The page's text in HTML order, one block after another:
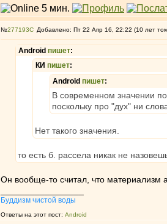
№277193 Добавлено: Пт 22 Апр 16, 22:22 (10 лет
Android пишет:
КИ пишет:
Android пишет:
В современном значении
поскольку про "дух" ни
Нет такого значения.
то есть б. рассела никак не
Он вообще-то считал, что материализм
Буддизм чистой воды
Ответы на этот пост: Android